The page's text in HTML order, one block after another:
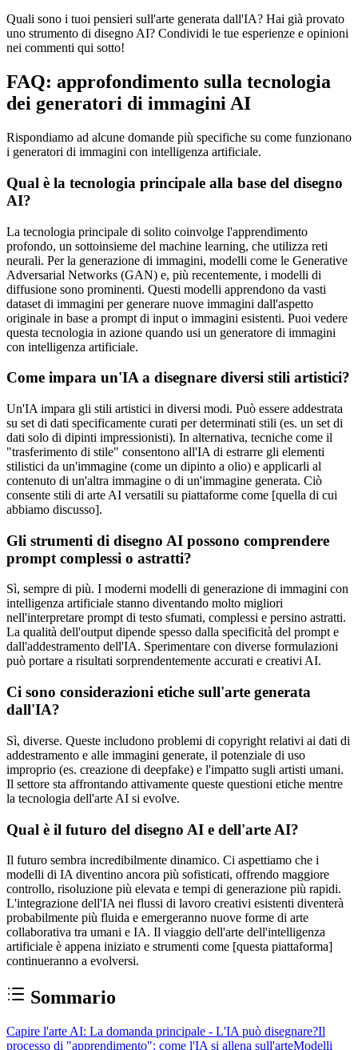
Quali sono i tuoi pensieri sull'arte generata dall'IA? Hai già provato
uno strumento di disegno AI? Condividi le tue esperienze e opinioni
nei commenti qui sotto!
FAQ: approfondimento sulla tecnologia
dei generatori di immagini AI
Rispondiamo ad alcune domande più specifiche su come funzionano
i generatori di immagini con intelligenza artificiale.
Qual è la tecnologia principale alla base del disegno
AI?
La tecnologia principale di solito coinvolge l'apprendimento
profondo, un sottoinsieme del machine learning, che utilizza reti
neurali. Per la generazione di immagini, modelli come le Generative
Adversarial Networks (GAN) e, più recentemente, i modelli di
diffusione sono prominenti. Questi modelli apprendono da vasti
dataset di immagini per generare nuove immagini dall'aspetto
originale in base a prompt di input o immagini esistenti. Puoi vedere
questa tecnologia in azione quando usi un generatore di immagini
con intelligenza artificiale.
Come impara un'IA a disegnare diversi stili artistici?
Un'IA impara gli stili artistici in diversi modi. Può essere addestrata
su set di dati specificamente curati per determinati stili (es. un set di
dati solo di dipinti impressionisti). In alternativa, tecniche come il
"trasferimento di stile" consentono all'IA di estrarre gli elementi
stilistici da un'immagine (come un dipinto a olio) e applicarli al
contenuto di un'altra immagine o di un'immagine generata. Ciò
consente stili di arte AI versatili su piattaforme come [quella di cui
abbiamo discusso].
Gli strumenti di disegno AI possono comprendere
prompt complessi o astratti?
Sì, sempre di più. I moderni modelli di generazione di immagini con
intelligenza artificiale stanno diventando molto migliori
nell'interpretare prompt di testo sfumati, complessi e persino astratti.
La qualità dell'output dipende spesso dalla specificità del prompt e
dall'addestramento dell'IA. Sperimentare con diverse formulazioni
può portare a risultati sorprendentemente accurati e creativi AI.
Ci sono considerazioni etiche sull'arte generata
dall'IA?
Sì, diverse. Queste includono problemi di copyright relativi ai dati di
addestramento e alle immagini generate, il potenziale di uso
improprio (es. creazione di deepfake) e l'impatto sugli artisti umani.
Il settore sta affrontando attivamente queste questioni etiche mentre
la tecnologia dell'arte AI si evolve.
Qual è il futuro del disegno AI e dell'arte AI?
Il futuro sembra incredibilmente dinamico. Ci aspettiamo che i
modelli di IA diventino ancora più sofisticati, offrendo maggiore
controllo, risoluzione più elevata e tempi di generazione più rapidi.
L'integrazione dell'IA nei flussi di lavoro creativi esistenti diventerà
probabilmente più fluida e emergeranno nuove forme di arte
collaborativa tra umani e IA. Il viaggio dell'arte dell'intelligenza
artificiale è appena iniziato e strumenti come [questa piattaforma]
continueranno a evolversi.
Sommario
Capire l'arte AI: La domanda principale - L'IA può disegnare?Il
processo di "apprendimento": come l'IA si allena sull'arteModelli